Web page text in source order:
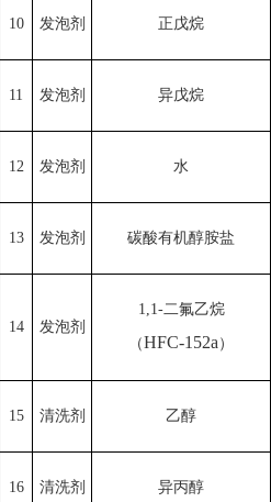
10 发泡剂 正戊烷
11 发泡剂 异戊烷
12 发泡剂 水
13 发泡剂 碳酸有机醇胺盐
14 发泡剂
1,1-二氟乙烷
（HFC-152a ）
15 清洗剂 乙醇
16 清洗剂 异丙醇